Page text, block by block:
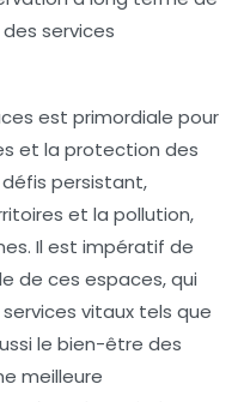
services
est primordiale pour
et la protection des
persistant,
et la pollution,
Il est impératif de
de ces espaces, qui
vitaux tels que
le bien-être des
meilleure